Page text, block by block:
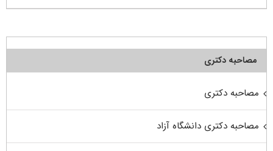
مصاحبه دکتری
مصاحبه دکتری
مصاحبه دکتری دانشگاه آزاد